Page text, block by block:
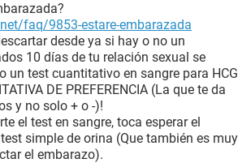
faq/9853-estare-embarazada
desde ya si hay o no un
10 días de tu relación sexual se
un test cuantitativo en sangre para HCG
DE PREFERENCIA (La que te da
y no solo + o -)!
el test en sangre, toca esperar el
simple de orina (Que también es muy
el embarazo).